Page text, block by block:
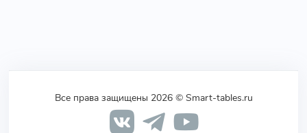
Все права защищены 2026 © Smart-tables.ru